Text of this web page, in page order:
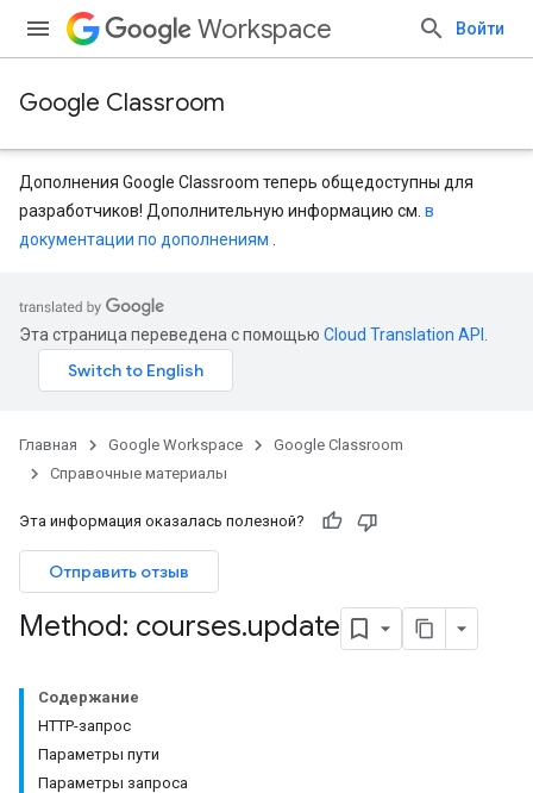
Workspace Войти
Google Classroom
Дополнения Google Classroom теперь общедоступны для
разработчиков! Дополнительную информацию см. в
документации по дополнениям
Эта страница переведена с помощью Cloud Translation API
Главная Google Workspace
Google Classroom
Справочные материалы
Эта информация оказалась полезной?
Отправить отзыв
Method: courses.update
Содержание
HTTP-запрос
Параметры пути
Параметры запроса